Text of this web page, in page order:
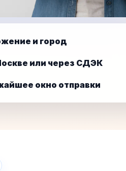
и город
или через СДЭК
окно отправки